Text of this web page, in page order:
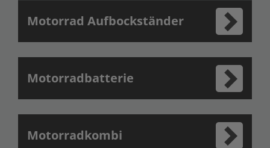
Motorrad Aufbockständer
Motorradbatterie
Motorradkombi